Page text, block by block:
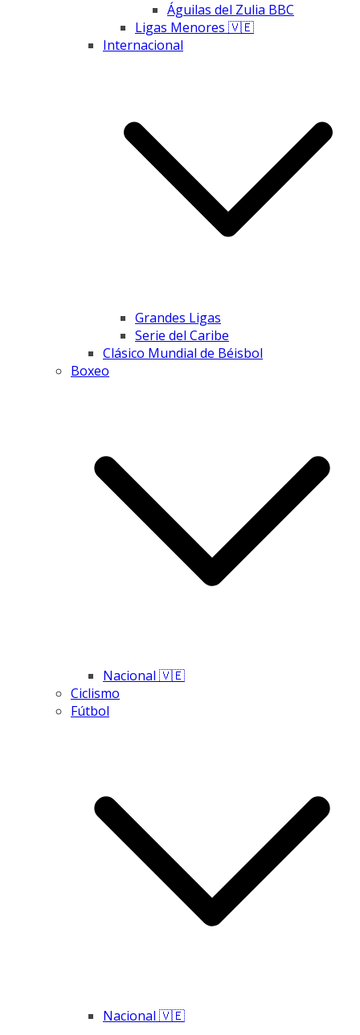
Águilas del Zulia BBC
Ligas Menores 🇻🇪
Internacional
Grandes Ligas
Serie del Caribe
Clásico Mundial de Béisbol
Boxeo
Nacional 🇻🇪
Ciclismo
Fútbol
Nacional 🇻🇪